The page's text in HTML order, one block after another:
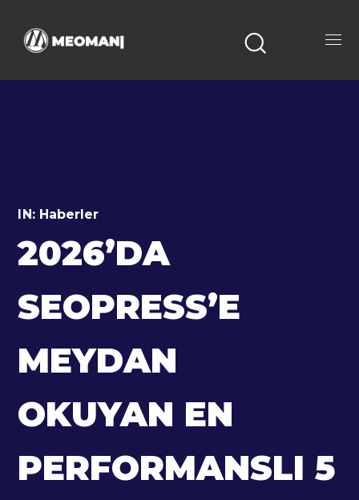
IN: Haberler
2026’DA
SEOPRESS’E
MEYDAN
OKUYAN EN
PERFORMANSLI 5